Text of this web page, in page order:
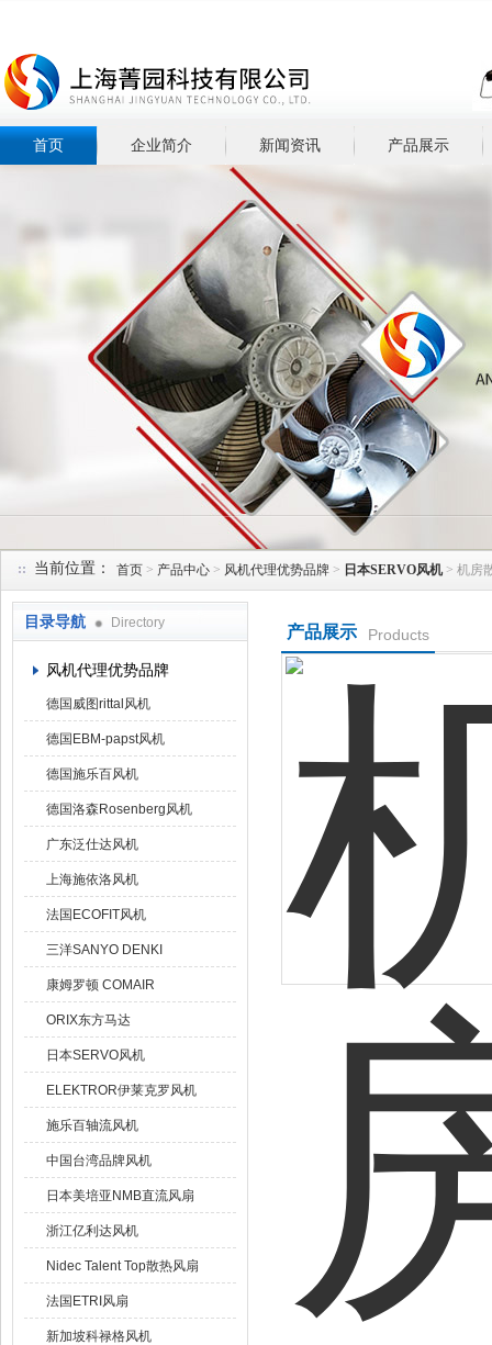
首页 企业简介 新闻资讯 产品展示
当前位置： 首页 > 产品中心 > 风机代理优势品牌 > 日本SERVO风机> 机房
目录导航 Directory
风机代理优势品牌
德国威图rittal风机
德国EBM-papst风机
德国施乐百风机
德国洛森Rosenberg风机
广东泛仕达风机
上海施依洛风机
法国ECOFIT风机
三洋SANYO DENKI
康姆罗顿 COMAIR
ORIX东方马达
日本SERVO风机
ELEKTROR伊莱克罗风机
施乐百轴流风机
中国台湾品牌风机
日本美培亚NMB直流风扇
浙江亿利达风机
Nidec Talent Top散热风扇
法国ETRI风扇
新加坡科禄格风机
产品展示 Products